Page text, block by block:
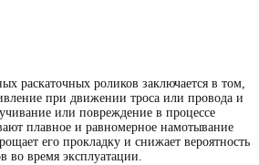
раскаточных роликов заключается в том,
при движении троса или провода и
или повреждение в процессе
плавное и равномерное намотывание
его прокладку и снижает вероятность
во время эксплуатации.